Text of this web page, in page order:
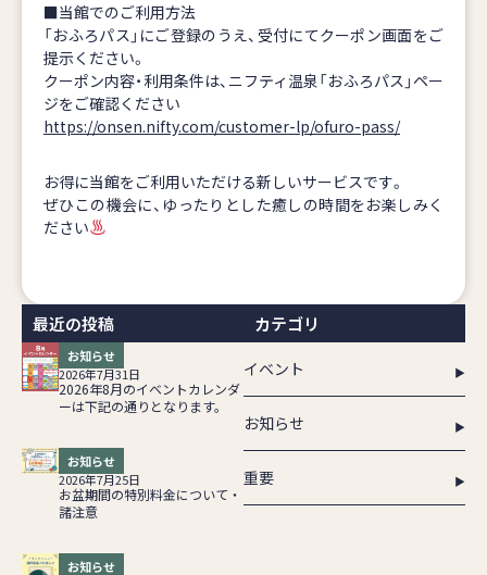
■当館でのご利用方法
「おふろパス」にご登録のうえ、受付にてクーポン画面をご
提示ください。
クーポン内容・利用条件は、ニフティ温泉「おふろパス」ペー
ジをご確認ください
https://onsen.nifty.com/customer-lp/ofuro-pass/
お得に当館をご利用いただける新しいサービスです。
ぜひこの機会に、ゆったりとした癒しの時間をお楽しみく
ださい
最近の投稿
お知らせ
2026年7月31日
2026年8月のイベントカレンダ
ーは下記の通りとなります。
お知らせ
2026年7月25日
お盆期間の特別料金について・
諸注意
お知らせ
カテゴリ
イベント
お知らせ
重要